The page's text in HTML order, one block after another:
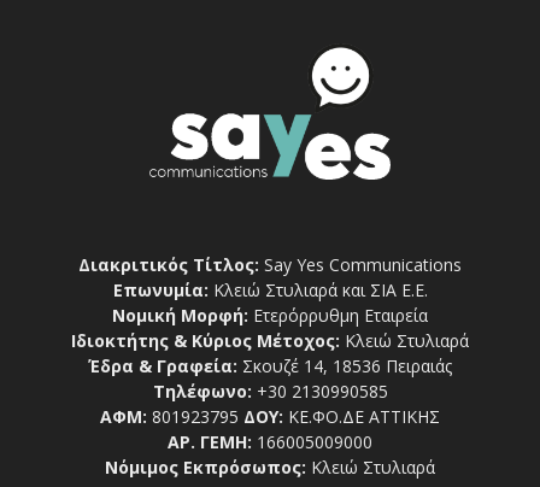
Διακριτικός Τίτλος: Say Yes Communications
Επωνυμία: Κλειώ Στυλιαρά και ΣΙΑ Ε.Ε.
Νομική Μορφή: Ετερόρρυθμη Εταιρεία
Ιδιοκτήτης & Κύριος Μέτοχος: Κλειώ Στυλιαρά
Έδρα & Γραφεία: Σκουζέ 14, 18536 Πειραιάς
Τηλέφωνο: +30 2130990585
ΑΦΜ: 801923795 ΔΟΥ: ΚΕ.ΦΟ.ΔΕ ΑΤΤΙΚΗΣ
ΑΡ. ΓΕΜΗ: 166005009000
Νόμιμος Εκπρόσωπος: Κλειώ Στυλιαρά